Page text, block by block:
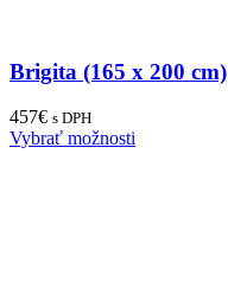
Brigita (165 x 200 cm)
457€ s DPH
Vybrať možnosti